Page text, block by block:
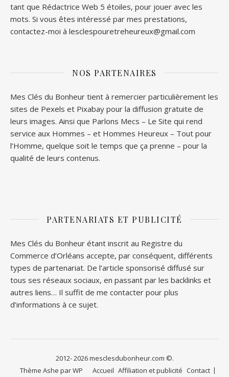
tant que Rédactrice Web 5 étoiles, pour jouer avec les
mots. Si vous êtes intéressé par mes prestations,
contactez-moi à lesclespouretreheureux@gmail.com
NOS PARTENAIRES
Mes Clés du Bonheur tient à remercier particulièrement les
sites de Pexels et Pixabay pour la diffusion gratuite de
leurs images. Ainsi que Parlons Mecs – Le Site qui rend
service aux Hommes – et Hommes Heureux – Tout pour
l’Homme, quelque soit le temps que ça prenne – pour la
qualité de leurs contenus.
PARTENARIATS ET PUBLICITÉ
Mes Clés du Bonheur étant inscrit au Registre du
Commerce d’Orléans accepte, par conséquent, différents
types de partenariat. De l’article sponsorisé diffusé sur
tous ses réseaux sociaux, en passant par les backlinks et
autres liens… Il suffit de me contacter pour plus
d’informations à ce sujet.
2012- 2026 mesclesdubonheur.com ©.
Accueil Affiliation et publicité Contact
Thème Ashe parWP